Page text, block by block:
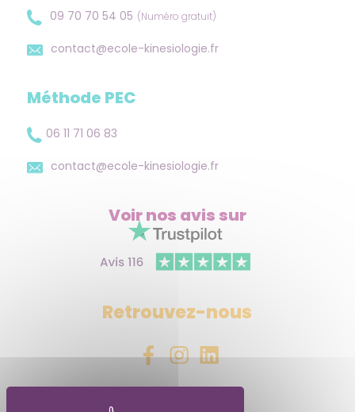
09 70 70 54 05 (Numéro gratuit)
contact@ecole-kinesiologie.fr
Méthode PEC
06 11 71 06 83
contact@ecole-kinesiologie.fr
Voir nos avissur
Retrouvez-nous